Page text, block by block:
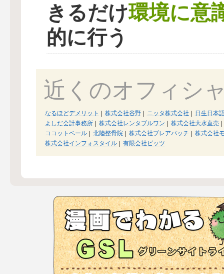
きるだけ環境に意
的に行う
近くのオフィシ
なるほどデメリット | 株式会社谷野| ニッタ株式会社 |
日生日本
よしだ会計事務所| 株式会社レンタブルワン | 株式会社大水直売|
ココットベール| 北陸整骨院| 株式会社ブレアパッチ | 株式会社
株式会社インフォスタイル| 有限会社ビッツ